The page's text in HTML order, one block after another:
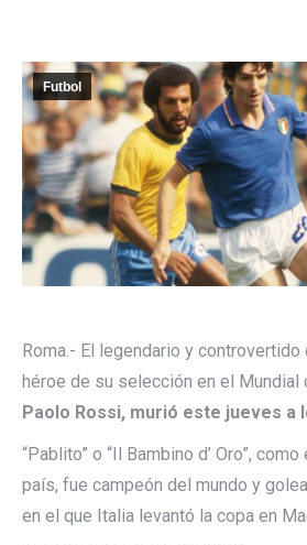
Futbol
Roma.- El legendario y controvertido
héroe de su selección en el Mundial
Paolo Rossi, murió este jueves a
“Pablito” o “Il Bambino d’ Oro”,
país, fue campeón del mundo y
en el que Italia levantó la copa en